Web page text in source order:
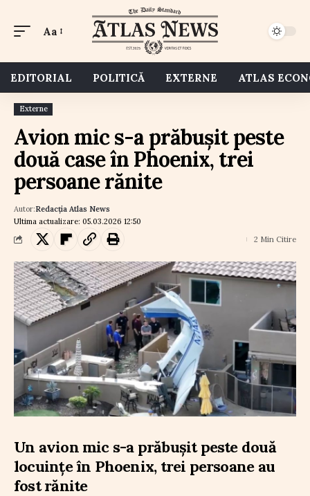
Aa
EDITORIAL POLITICĂ EXTERNE ATLAS
Externe
Avion mic s-a prăbușit peste
două case în Phoenix, trei
persoane rănite
Ultima actualizare: 05.03.2026 12:50
Autor:Redacția Atlas News
2 Min Citire
Un avion mic s-a prăbușit peste două
locuințe în Phoenix, trei persoane au
fost rănite